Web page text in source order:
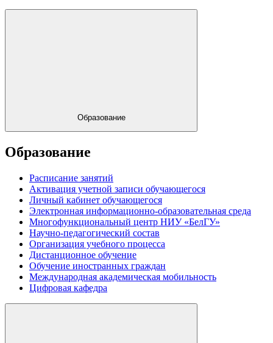
Образование
Образование
Расписание занятий
Активация учетной записи обучающегося
Личный кабинет обучающегося
Электронная информационно-образовательная среда
Многофункциональный центр НИУ «БелГУ»
Научно-педагогический состав
Организация учебного процесса
Дистанционное обучение
Обучение иностранных граждан
Международная академическая мобильность
Цифровая кафедра